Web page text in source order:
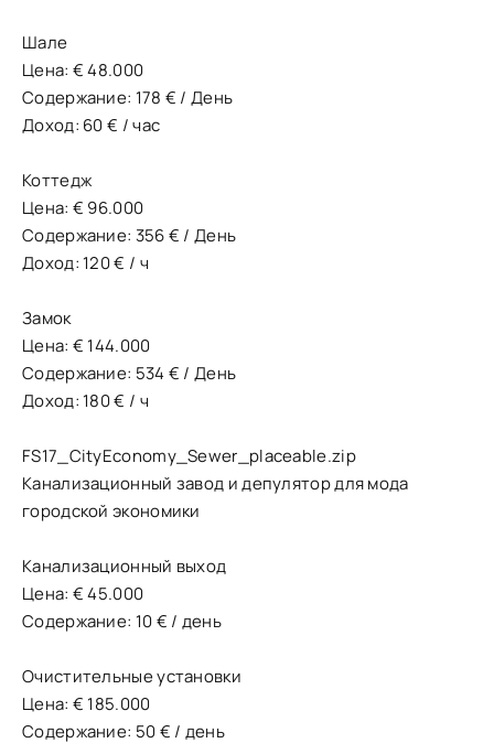
Шале
Цена: € 48.000
Содержание: 178 € / День
Доход: 60 € / час
Коттедж
Цена: € 96.000
Содержание: 356 € / День
Доход: 120 € / ч
Замок
Цена: € 144.000
Содержание: 534 € / День
Доход: 180 € / ч
FS17_CityEconomy_Sewer_placeable.zip
Канализационный завод и депулятор для мода
городской экономики
Канализационный выход
Цена: € 45.000
Содержание: 10 € / день
Очистительные установки
Цена: € 185.000
Содержание: 50 € / день